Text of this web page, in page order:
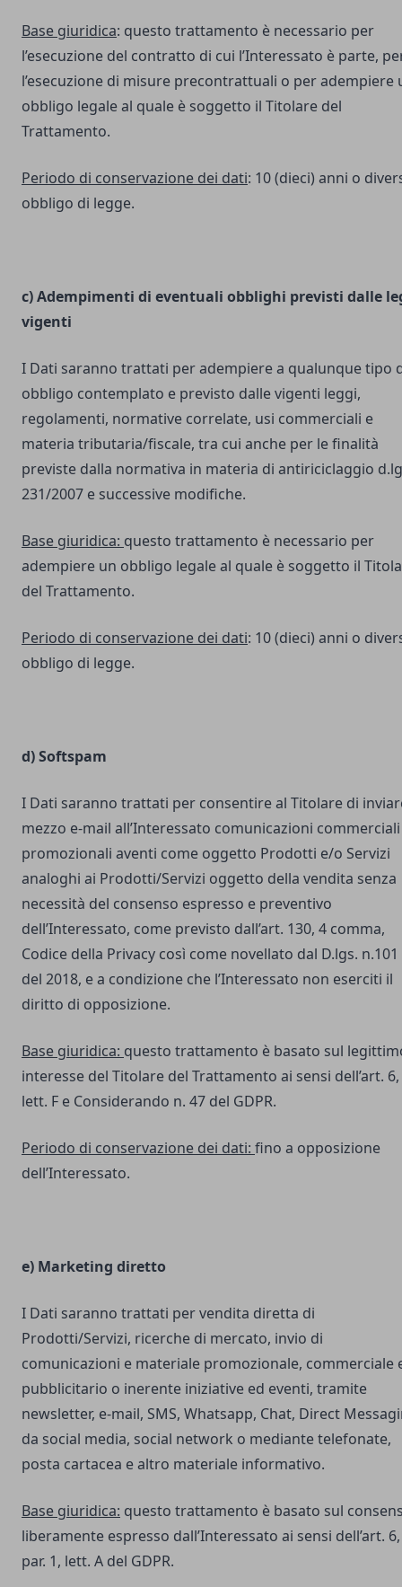
Base giuridica: questo trattamento è necessario per
l’esecuzione del contratto di cui l’Interessato è parte,
l’esecuzione di misure precontrattuali o per adempiere
obbligo legale al quale è soggetto il Titolare del
Trattamento.
Periodo di conservazione dei dati: 10 (dieci) anni o
obbligo di legge.
c) Adempimenti di eventuali obblighi previsti dalle
vigenti
I Dati saranno trattati per adempiere a qualunque tipo
obbligo contemplato e previsto dalle vigenti leggi,
regolamenti, normative correlate, usi commerciali e
materia tributaria/fiscale, tra cui anche per le finalità
previste dalla normativa in materia di antiriciclaggio
231/2007 e successive modifiche.
Base giuridica: questo trattamento è necessario per
adempiere un obbligo legale al quale è soggetto il
del Trattamento.
Periodo di conservazione dei dati: 10 (dieci) anni o
obbligo di legge.
d) Softspam
I Dati saranno trattati per consentire al Titolare di
mezzo e-mail all’Interessato comunicazioni
promozionali aventi come oggetto Prodotti e/o Servizi
analoghi ai Prodotti/Servizi oggetto della vendita senza
necessità del consenso espresso e preventivo
dell’Interessato, come previsto dall’art. 130, 4 comma,
Codice della Privacy così come novellato dal D.lgs. n.101
del 2018, e a condizione che l’Interessato non eserciti il
diritto di opposizione.
Base giuridica: questo trattamento è basato sul
interesse del Titolare del Trattamento ai sensi dell’art. 6,
lett. F e Considerando n. 47 del GDPR.
Periodo di conservazione dei dati: fino a opposizione
dell’Interessato.
e) Marketing diretto
I Dati saranno trattati per vendita diretta di
Prodotti/Servizi, ricerche di mercato, invio di
comunicazioni e materiale promozionale, commerciale
pubblicitario o inerente iniziative ed eventi, tramite
newsletter, e-mail, SMS, Whatsapp, Chat, Direct
da social media, social network o mediante telefonate,
posta cartacea e altro materiale informativo.
Base giuridica: questo trattamento è basato sul
liberamente espresso dall’Interessato ai sensi dell’art. 6,
par. 1, lett. A del GDPR.